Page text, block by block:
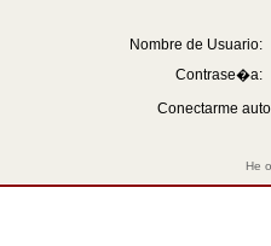
Nombre de Usuario:
Contrase�a:
Conectarme
He